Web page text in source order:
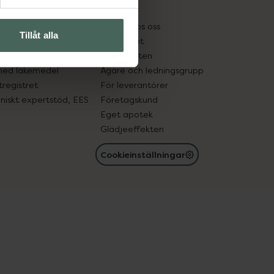
Tillåt alla
in gammal medicin
läkemedel
expertstöd, EES
Pressrum
Jobba hos oss
Hållbarhet
Samarbeten
Ägare och ledningsgrupp
För leverantörer
Företagskund
Eget apotek
Glädjeeffekten
Cookieinställningar